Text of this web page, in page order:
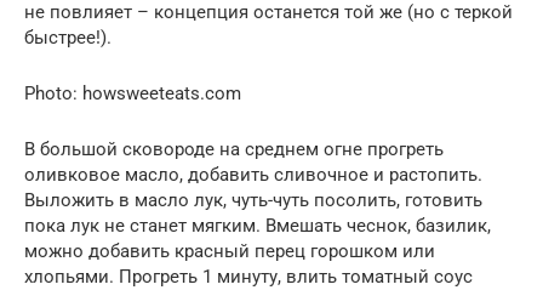
не повлияет – концепция останется той же (но с теркой
быстрее!).
Photo: howsweeteats.com
В большой сковороде на среднем огне прогреть
оливковое масло, добавить сливочное и растопить.
Выложить в масло лук, чуть-чуть посолить, готовить
пока лук не станет мягким. Вмешать чеснок, базилик,
можно добавить красный перец горошком или
хлопьями. Прогреть 1 минуту, влить томатный соус